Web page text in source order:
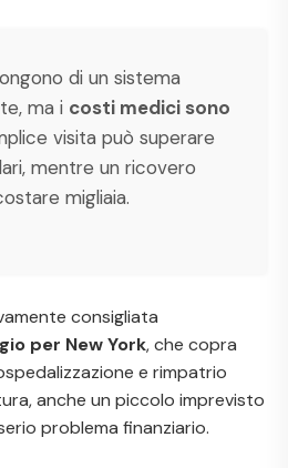
di un sistema
ma i costi medici sono
visita può superare
mentre un ricovero
migliaia.
consigliata
per New York, che copra
e rimpatrio
anche un piccolo imprevisto
problema finanziario.